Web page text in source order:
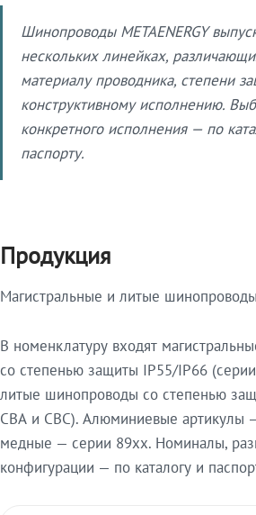
Шинопроводы METAENERGY
нескольких линейках,
материалу проводника, степени
конструктивному исполнению.
конкретного исполнения — по
паспорту.
Продукция
Магистральные и литые
В номенклатуру входят
со степенью защиты IP55/IP66
литые шинопроводы со степенью
СВА и СВС). Алюминиевые артикулы
медные — серии 89xx. Номиналы,
конфигурации — по каталогу и